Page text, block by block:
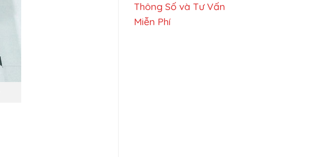
Thông Số và Tư Vấn
Miễn Phí